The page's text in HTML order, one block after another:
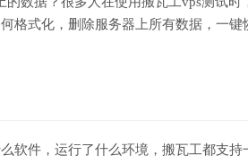
格式化，删除服务器上所有数据，一键
软件，运行了什么环境，搬瓦工都支持